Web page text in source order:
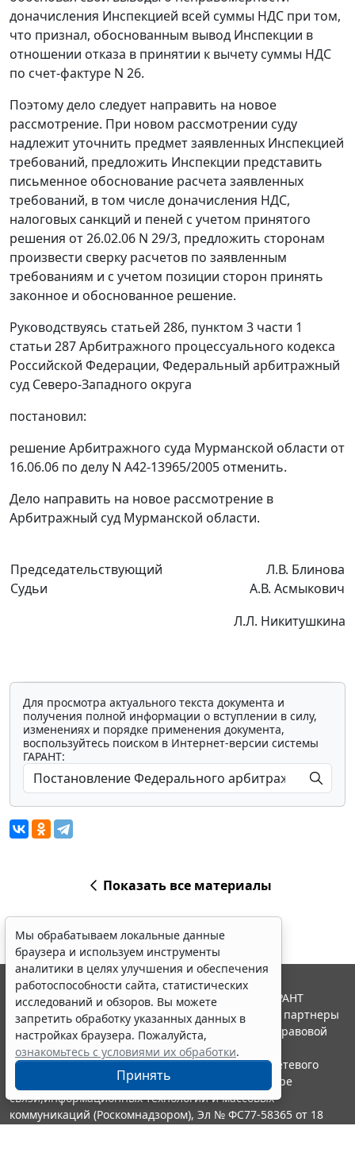
доначисления Инспекцией всей суммы НДС при том,
что признал, обоснованным вывод Инспекции в
отношении отказа в принятии к вычету суммы НДС
по счет-фактуре N 26.
Поэтому дело следует направить на новое
рассмотрение. При новом рассмотрении суду
надлежит уточнить предмет заявленных Инспекцией
требований, предложить Инспекции представить
письменное обоснование расчета заявленных
требований, в том числе доначисления НДС,
налоговых санкций и пеней с учетом принятого
решения от 26.02.06 N 29/3, предложить сторонам
произвести сверку расчетов по заявленным
требованиям и с учетом позиции сторон принять
законное и обоснованное решение.
Руководствуясь статьей 286, пунктом 3 части 1
статьи 287Арбитражного процессуального кодекса
Российской Федерации, Федеральный арбитражный
суд Северо-Западного округа
постановил:
решение Арбитражного суда Мурманской области от
16.06.06 по делу N А42-13965/2005 отменить.
Дело направить на новое рассмотрение в
Арбитражный суд Мурманской области.
Председательствующий
Судьи
Л.В. Блинова
А.В. Асмыкович
Л.Л. Никитушкина
Для просмотра актуального текста документа и
получения полной информации о вступлении в силу,
изменениях и порядке применения документа,
воспользуйтесь поиском в Интернет-версии системы
ГАРАНТ:
Показать все материалы
Мы обрабатываем локальные данные
браузера и используем инструменты
аналитики в целях улучшения и обеспечения
работоспособности сайта, статистических
исследований и обзоров. Вы можете
запретить обработку указанных данных в
настройках браузера. Пожалуйста,
ознакомьтесь с условиями их обработки.
Принять
© ООО "НПП "ГАРАНТ-СЕРВИС", 2026. Система ГАРАНТ
выпускается с 1990 года. Компания "Гарант" и ее партнеры
являются участниками Российской ассоциации правовой
информации ГАРАНТ.
Портал ГАРАНТ.РУ зарегистрирован в качестве сетевого
издания Федеральной службой по надзору в сфере
связи,информационных технологий и массовых
коммуникаций (Роскомнадзором), Эл № ФС77-58365 от 18